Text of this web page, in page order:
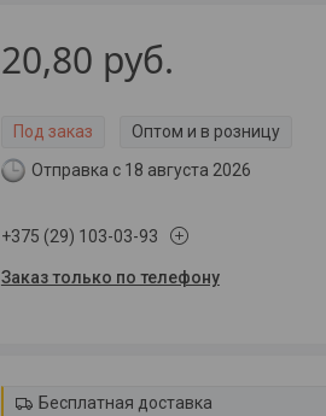
20,80 руб.
Под заказ
Оптом и в розницу
Отправка с 18 августа 2026
+375 (29) 103-03-93
Заказ только по телефону
Бесплатная доставка